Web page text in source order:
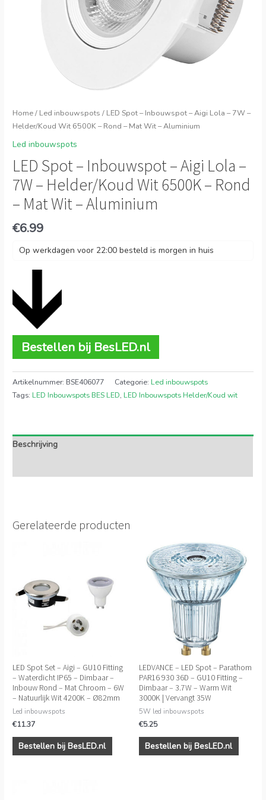
Home/ Led inbouwspots / LED Spot – Inbouwspot – Aigi Lola – 7W –
Helder/Koud Wit 6500K – Rond – Mat Wit – Aluminium
Led inbouwspots
LED Spot – Inbouwspot – Aigi Lola –
7W – Helder/Koud Wit 6500K – Rond
– Mat Wit – Aluminium
€6.99
Op werkdagen voor 22:00 besteld is morgen in huis
Bestellen bij BesLED.nl
Artikelnummer: BSE406077 Categorie: Led inbouwspots
Tags: LED Inbouwspots BES LED, LED Inbouwspots Helder/Koud wit
Beschrijving
Gerelateerde producten
LED Spot Set – Aigi – GU10 Fitting
– Waterdicht IP65 – Dimbaar –
Inbouw Rond – Mat Chroom – 6W
– Natuurlijk Wit 4200K – Ø82mm
Led inbouwspots
€11.37
Bestellen bij BesLED.nl
LEDVANCE – LED Spot – Parathom
PAR16 930 36D – GU10 Fitting –
Dimbaar – 3.7W – Warm Wit
3000K | Vervangt 35W
5W led inbouwspots
€5.25
Bestellen bij BesLED.nl